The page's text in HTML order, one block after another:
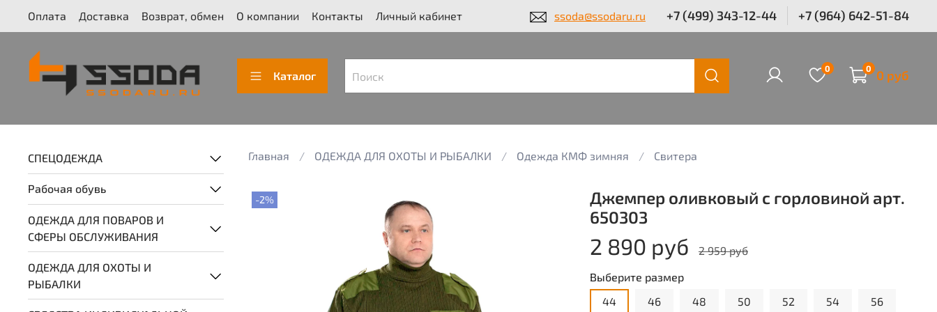
Оплата Доставка Возврат, обмен О компании Контакты Личный кабинет ssoda@ssodaru.ru +7 (499) 343-12-44 +7 (964) 642-51-84
Каталог
0 0 0 руб
Главная ОДЕЖДА ДЛЯ ОХОТЫ И РЫБАЛКИ Одежда КМФ зимняя Свитера
-2%
Джемпер оливковый с горловиной арт.
650303
2 890 руб
2 959 руб
Выберите размер
44
46 48 50 52 54 56
СПЕЦОДЕЖДА
Рабочая обувь
ОДЕЖДА ДЛЯ ПОВАРОВ И
СФЕРЫ ОБСЛУЖИВАНИЯ
ОДЕЖДА ДЛЯ ОХОТЫ И
РЫБАЛКИ